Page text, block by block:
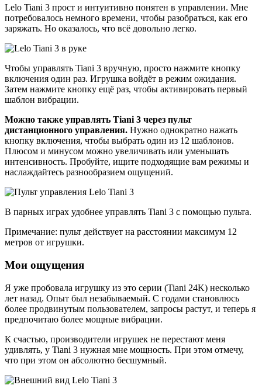
Lelo Tiani 3 прост и интуитивно понятен в управлении. Мне
потребовалось немного времени, чтобы разобраться, как его
заряжать. Но оказалось, что всё довольно легко.
Чтобы управлять Tiani 3 вручную, просто нажмите кнопку
включения один раз. Игрушка войдёт в режим ожидания.
Затем нажмите кнопку ещё раз, чтобы активировать первый
шаблон вибрации.
Можно также управлять Tiani 3 через пульт
дистанционного управления. Нужно однократно нажать
кнопку включения, чтобы выбрать один из 12 шаблонов.
Плюсом и минусом можно увеличивать или уменьшать
интенсивность. Пробуйте, ищите подходящие вам режимы и
наслаждайтесь разнообразием ощущений.
В парных играх удобнее управлять Tiani 3 с помощью пульта.
Примечание: пульт действует на расстоянии максимум 12
метров от игрушки.
Мои ощущения
Я уже пробовала игрушку из это серии (Tiani 24K) несколько
лет назад. Опыт был незабываемый. С годами становлюсь
более продвинутым пользователем, запросы растут, и теперь я
предпочитаю более мощные вибрации.
К счастью, производители игрушек не перестают меня
удивлять, у Tiani 3 нужная мне мощность. При этом отмечу,
что при этом он абсолютно бесшумный.